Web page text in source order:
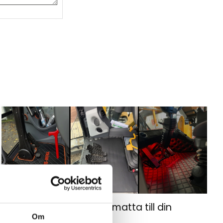
Om
Hur väljer du rätt golvmatta till din
entreprenadmaskin?